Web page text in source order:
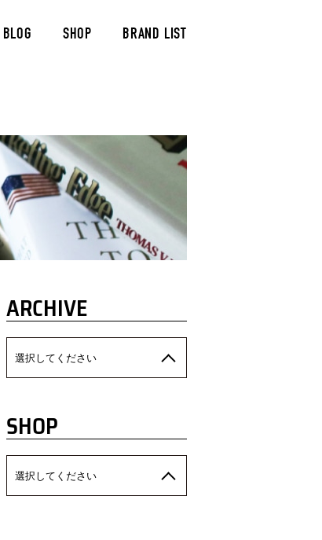
BLOG SHOP BRAND LIST
ARCHIVE
選択してください
SHOP
選択してください